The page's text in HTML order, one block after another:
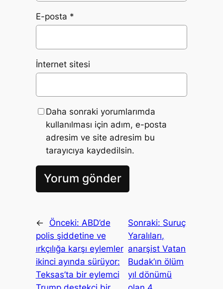
E-posta *
İnternet sitesi
Daha sonraki yorumlarımda
kullanılması için adım, e-posta
adresim ve site adresim bu
tarayıcıya kaydedilsin.
← Önceki: ABD’de
polis şiddetine ve
ırkçılığa karşı eylemler
ikinci ayında sürüyor:
Teksas’ta bir eylemci
Sonraki: Suruç
Yaralıları,
anarşist Vatan
Budak’ın ölüm
yıl dönümü